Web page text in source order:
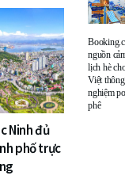
Ninh đủ
phố trực
nguồn
lịch hè
Việt
nghiệm
phê